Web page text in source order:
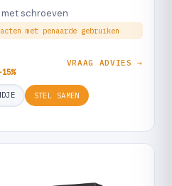
schroeven
met penaarde gebruiken
-15%
VRAAG ADVIES →
STEL SAMEN